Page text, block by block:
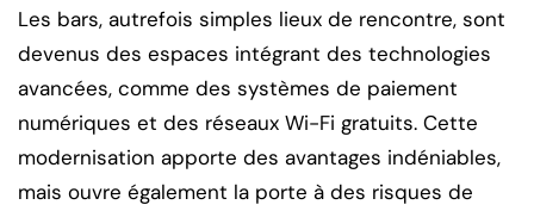
Les bars, autrefois simples lieux de rencontre, sont
devenus des espaces intégrant des technologies
avancées, comme des systèmes de paiement
numériques et des réseaux Wi-Fi gratuits. Cette
modernisation apporte des avantages indéniables,
mais ouvre également la porte à des risques de